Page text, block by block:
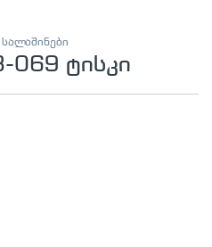
069 ტისკი